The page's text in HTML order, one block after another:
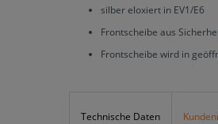
silber eloxiert in EV1/E6
Frontscheibe aus
Frontscheibe wird in
Technische Daten